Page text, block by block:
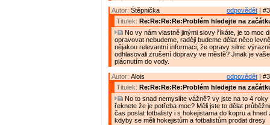
odpovědět |
Autor: Štěpnička
Titulek: Re:Re:Re:Re:Problém hledejte na
No vy nám vlastně jinými slovy říkáte, je to moc
opravovat nebudeme, raději budeme dělat něco
nějakou relevantní informaci, že opravy silnic
odhlasovali zrušení dopravy ve městě? Jinak je
plácnutím do vody.
odpovědět |
Autor: Alois
Titulek: Re:Re:Re:Re:Problém hledejte na
No to snad nemyslíte vážně? vy jste na to 4 roky
řeknete že je potřeba moc? Měli jste to dělat
čas poslat fotbalisty i s hokejistama do kopru a hned
kdyby se měli hokejistům a fotbalistům prodat dresy